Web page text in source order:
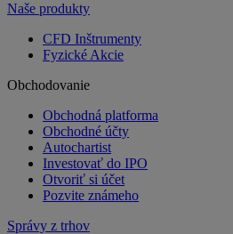
Naše produkty
CFD Inštrumenty
Fyzické Akcie
Obchodovanie
Obchodná platforma
Obchodné účty
Autochartist
Investovať do IPO
Otvoriť si účet
Pozvite známeho
Správy z trhov